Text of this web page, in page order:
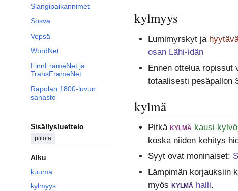
Slangipaikannimet
Sosva
Vepsä
WordNet
FinnFrameNet ja
TransFrameNet
Rapolan 1800-luvun
sanasto
Sisällysluettelo
piilota
Alku
kuuma
kylmyys
kylmyys
Lumimyrskyt ja
osan Lähi-idän
Ennen ottelua ropissut
totaalisesti pesäpallon
kylmä
Pitkä kylmä kausi
koska niiden kehitys
Syyt ovat moninaiset:
Lämpimän korjauksiin
myös kylmä halli.